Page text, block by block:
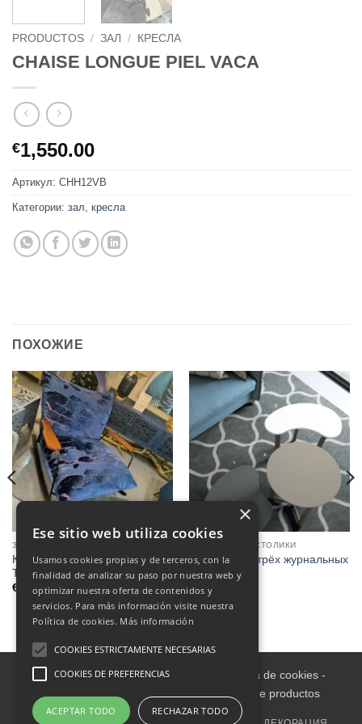
PRODUCTOS / ЗАЛ / КРЕСЛА
CHAISE LONGUE PIEL VACA
€1,550.00
Артикул: CHH12VB
Категории: зал, кресла
ПОХОЖИЕ
ЗАЛ
КРЕСЛО-КАЧАЛКА INGRID
TAP.B-S02 СИНИЙ.
€
1,250.00
ЖУРНАЛЬНЫЕ СТОЛИКИ
Комплект из трёх журнальных
столиков.
Aviso legal-Política de Privacidad Política de cookies-
Condiciones informativas sobre catálogo de productos
×
Ese sitio web utiliza cookies
Usamos cookies propias y de terceros, con la
finalidad de analizar su paso por nuestra web y
optimizar nuestra oferta de contenidos y
servicios. Para más información visite nuestra
Política de cookies. Más información
COOKIES ESTRICTAMENTE NECESARIAS
COOKIES DE PREFERENCIAS
ACEPTAR TODO RECHAZAR TODO